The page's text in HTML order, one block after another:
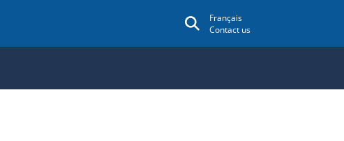
Français
Contact us